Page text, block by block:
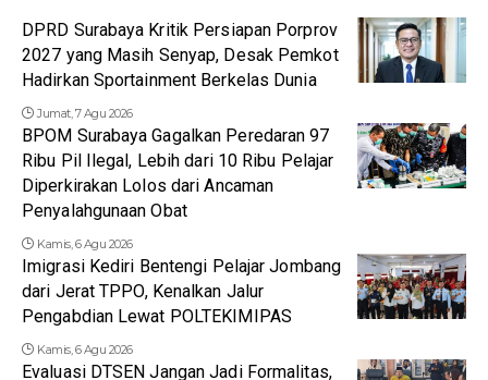
DPRD Surabaya Kritik Persiapan Porprov
2027 yang Masih Senyap, Desak Pemkot
Hadirkan Sportainment Berkelas Dunia
Jumat, 7 Agu 2026
BPOM Surabaya Gagalkan Peredaran 97
Ribu Pil Ilegal, Lebih dari 10 Ribu Pelajar
Diperkirakan Lolos dari Ancaman
Penyalahgunaan Obat
Kamis, 6 Agu 2026
Imigrasi Kediri Bentengi Pelajar Jombang
dari Jerat TPPO, Kenalkan Jalur
Pengabdian Lewat POLTEKIMIPAS
Kamis, 6 Agu 2026
Evaluasi DTSEN Jangan Jadi Formalitas,